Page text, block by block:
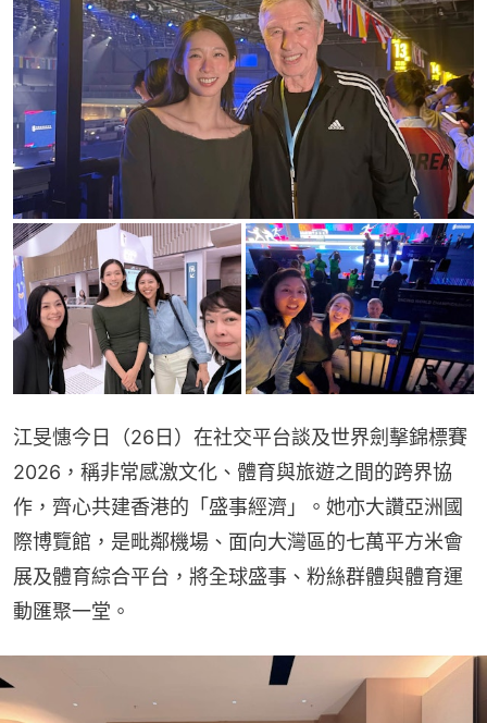
江旻憓今日（26日）在社交平台談及世界劍擊錦標賽
2026，稱非常感激文化、體育與旅遊之間的跨界協
作，齊心共建香港的「盛事經濟」。她亦大讚亞洲國
際博覽館，是毗鄰機場、面向大灣區的七萬平方米會
展及體育綜合平台，將全球盛事、粉絲群體與體育運
動匯聚一堂。